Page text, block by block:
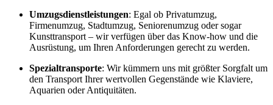
Umzugsdienstleistungen: Egal ob Privatumzug,
Firmenumzug, Stadtumzug, Seniorenumzug oder sogar
Kunsttransport – wir verfügen über das Know-how und die
Ausrüstung, um Ihren Anforderungen gerecht zu werden.
Spezialtransporte: Wir kümmern uns mit größter Sorgfalt um
den Transport Ihrer wertvollen Gegenstände wie Klaviere,
Aquarien oder Antiquitäten.